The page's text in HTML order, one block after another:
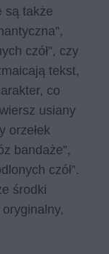
są także
czół”, czy
tekst,
co
usiany
orzełek
bandaże”,
czół”.
środki